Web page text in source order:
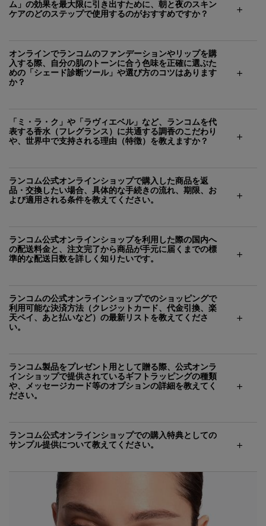
ム」の効果を最大限に引き出すために、朝と夜のスキン
ケアのどのステップで使用するのがおすすめですか？
オンラインでランコムのファンデーションやリップを購
入する際、自分の肌のトーンに合う色味を正確に選ぶた
めの「シェード診断ツール」や選び方のコツはあります
か？
「ミ・ラ・ク」や「ラヴィエベル」など、ランコムを代
表する香水（フレグランス）に共通する調香のこだわり
や、世界中で支持される理由（特徴）を教えますか？
ランコム公式オンラインショップで購入した商品を返
品・交換したい場合、具体的な手続きの流れ、期限、お
よび適用される条件を教えてください。
ランコム公式オンラインショップを利用した際の国内へ
の配送料金と、注文完了から商品が手元に届くまでの標
準的な配送日数を詳しく知りたいです。
ランコムの公式オンラインショップでのショッピングで
利用可能な決済方法（クレジットカード、代金引換、楽
天ペイ、あと払いなど）の最新リストを教えてくださ
い。
ランコム製品をプレゼント用として贈る際、公式オンラ
インショップで提供されているギフトラッピングの種類
や、メッセージカード等のオプションの詳細を教えてく
ださい。
ランコム公式オンラインショップでの購入特典としての
サンプル提供について教えてください。